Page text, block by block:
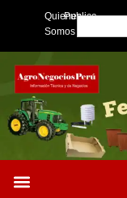
Quienes
Somos
Publica
Search